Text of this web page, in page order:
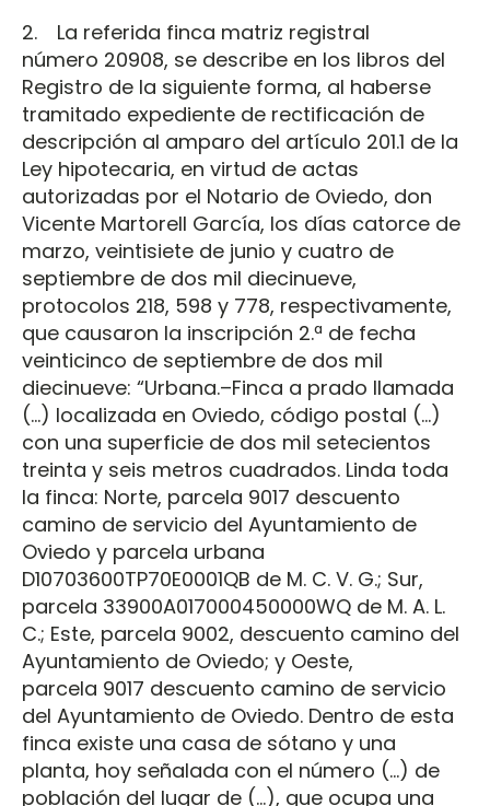
2. La referida finca matriz registral
número 20908, se describe en los libros del
Registro de la siguiente forma, al haberse
tramitado expediente de rectificación de
descripción al amparo del artículo 201.1 de la
Ley hipotecaria, en virtud de actas
autorizadas por el Notario de Oviedo, don
Vicente Martorell García, los días catorce de
marzo, veintisiete de junio y cuatro de
septiembre de dos mil diecinueve,
protocolos 218, 598 y 778, respectivamente,
que causaron la inscripción 2.ª de fecha
veinticinco de septiembre de dos mil
diecinueve: “Urbana.–Finca a prado llamada
(…) localizada en Oviedo, código postal (…)
con una superficie de dos mil setecientos
treinta y seis metros cuadrados. Linda toda
la finca: Norte, parcela 9017 descuento
camino de servicio del Ayuntamiento de
Oviedo y parcela urbana
D10703600TP70E0001QB de M. C. V. G.; Sur,
parcela 33900A017000450000WQ de M. A. L.
C.; Este, parcela 9002, descuento camino del
Ayuntamiento de Oviedo; y Oeste,
parcela 9017 descuento camino de servicio
del Ayuntamiento de Oviedo. Dentro de esta
finca existe una casa de sótano y una
planta, hoy señalada con el número (…) de
población del lugar de (…), que ocupa una